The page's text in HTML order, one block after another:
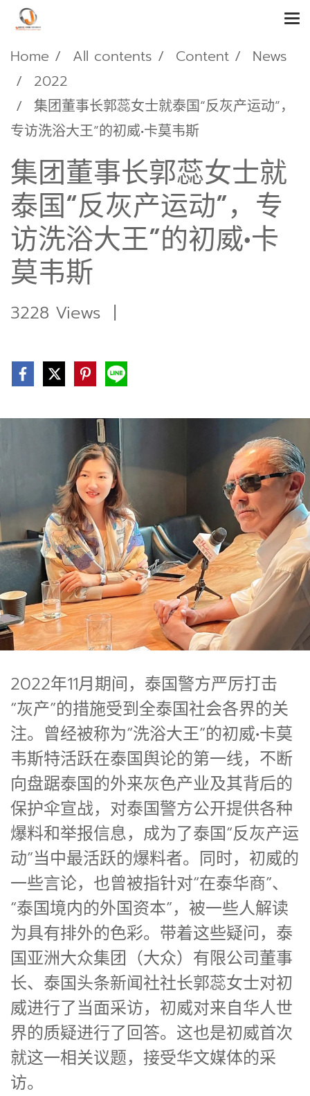
Home All contents Content
News
2022
集团董事长郭蕊女士就泰国“反灰产运动”，
专访洗浴大王”的初威•卡莫韦斯
集团董事长郭蕊女士就
泰国“反灰产运动”，专
访洗浴大王”的初威•卡
莫韦斯
3228 Views |
2022年11月期间，泰国警方严厉打击
“灰产”的措施受到全泰国社会各界的关
注。曾经被称为“洗浴大王”的初威•卡莫
韦斯特活跃在泰国舆论的第一线，不断
向盘踞泰国的外来灰色产业及其背后的
保护伞宣战，对泰国警方公开提供各种
爆料和举报信息，成为了泰国“反灰产运
动”当中最活跃的爆料者。同时，初威的
一些言论，也曾被指针对“在泰华商”、
“泰国境内的外国资本”，被一些人解读
为具有排外的色彩。带着这些疑问，泰
国亚洲大众集团（大众）有限公司董事
长、泰国头条新闻社社长郭蕊女士对初
威进行了当面采访，初威对来自华人世
界的质疑进行了回答。这也是初威首次
就这一相关议题，接受华文媒体的采
访。